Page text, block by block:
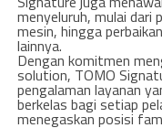
menyeluruh, mulai dari
mesin, hingga
lainnya.
Dengan komitmen
solution, TOMO
pengalaman layanan
berkelas bagi setiap
menegaskan posisi